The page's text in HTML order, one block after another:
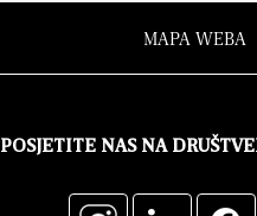
MAPA WEBA
POSJETITE NAS NA